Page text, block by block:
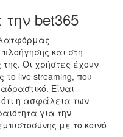
bet365
πλοήγησης και στη
Οι χρήστες έχουν
live streaming, που
Είναι
ότι η ασφάλεια των
για την
με το κοινό